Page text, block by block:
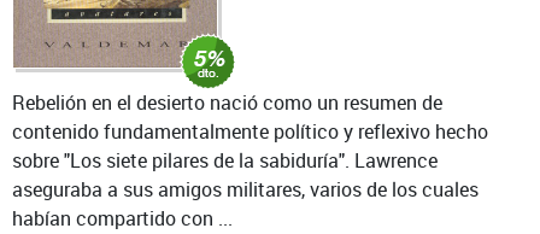
Rebelión en el desierto nació como un resumen de
contenido fundamentalmente político y reflexivo hecho
sobre "Los siete pilares de la sabiduría". Lawrence
aseguraba a sus amigos militares, varios de los cuales
habían compartido con ...